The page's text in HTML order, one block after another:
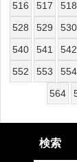
516
517 518
528
529 530
540
541 542
552
553 554
564
検索